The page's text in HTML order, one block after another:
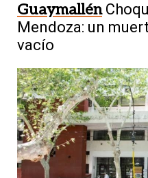
Guaymallén
Mendoza: un
vacío